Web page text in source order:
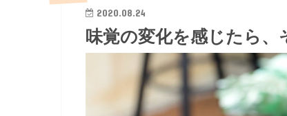
2020.08.24
味覚の変化を感じたら